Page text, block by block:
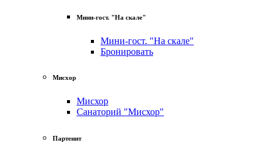
Мини-гост. "На скале"
Мини-гост. "На скале"
Бронировать
Мисхор
Мисхор
Санаторий "Мисхор"
Партенит